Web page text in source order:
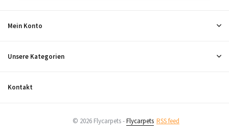
Mein Konto
Unsere Kategorien
Kontakt
© 2026 Flycarpets -Flycarpets RSS feed